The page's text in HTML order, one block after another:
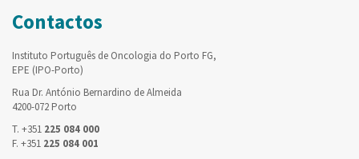
Contactos
Instituto Português de Oncologia do Porto FG,
EPE (IPO-Porto)
Rua Dr. António Bernardino de Almeida
4200-072 Porto
T. +351 225 084 000
F. +351 225 084 001